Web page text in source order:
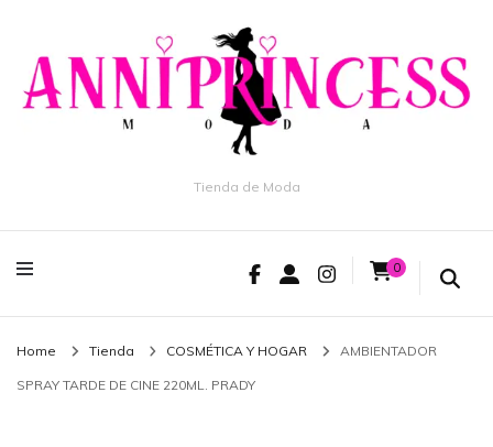
Tienda de Moda
0
Home Tienda COSMÉTICA Y HOGAR AMBIENTADOR
SPRAY TARDE DE CINE 220ML. PRADY